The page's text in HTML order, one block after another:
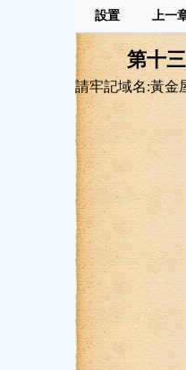
設置 上一
第十
請牢記域名:黃金